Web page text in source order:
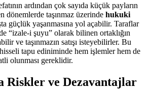
ardından çok sayıda küçük payların
dönemlerde taşınmaz üzerinde hukuki
güçlük yaşanmasına yol açabilir. Taraflar
“izale-i şuyu” olarak bilinen ortaklığın
ve taşınmazın satışı isteyebilirler. Bu
tapu ediniminde hem işlemler hem de
olunması gereklidir.
Riskler ve Dezavantajlar